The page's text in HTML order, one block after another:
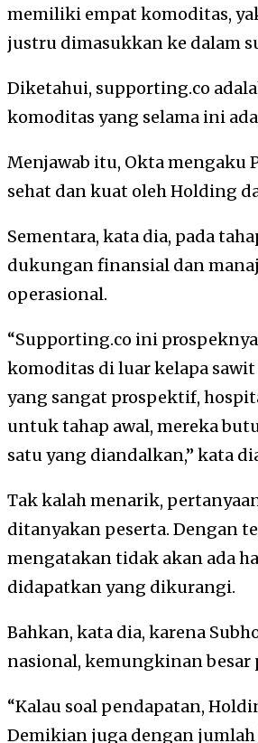
memiliki empat komoditas,
justru dimasukkan ke dalam
Diketahui, supporting.co
komoditas yang selama ini
Menjawab itu, Okta mengaku
sehat dan kuat oleh Holding
Sementara, kata dia, pada
dukungan finansial dan
operasional.
“Supporting.co ini
komoditas di luar kelapa
yang sangat prospektif,
untuk tahap awal, mereka
satu yang diandalkan,” kata
Tak kalah menarik,
ditanyakan peserta. Dengan
mengatakan tidak akan ada
didapatkan yang dikurangi.
Bahkan, kata dia, karena
nasional, kemungkinan
“Kalau soal pendapatan,
Demikian juga dengan